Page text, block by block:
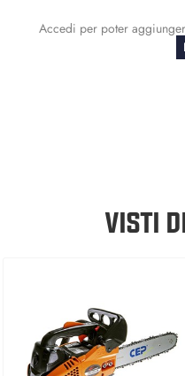
Accedi per poter
VISTI